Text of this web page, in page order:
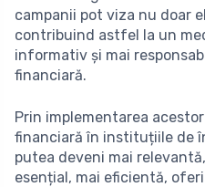
campanii pot viza nu doar
contribuind astfel la un
informativ și mai
financiară.
Prin implementarea
financiară în instituțiile de
putea deveni mai
esențial, mai eficientă,